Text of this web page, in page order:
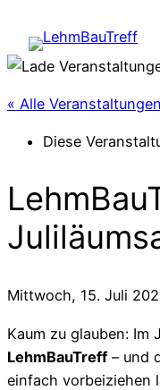
« Alle Veranstaltungen
Diese
Mittwoch, 15. Juli
Kaum zu glauben: Im
LehmBauTreff – und
einfach vorbeiziehen